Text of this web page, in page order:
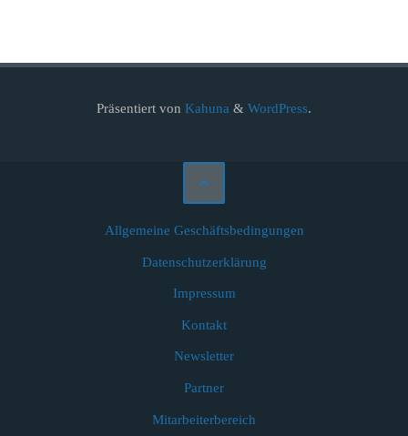
Präsentiert von Kahuna & WordPress.
Allgemeine Geschäftsbedingungen
Datenschutzerklärung
Impressum
Kontakt
Newsletter
Partner
Mitarbeiterbereich